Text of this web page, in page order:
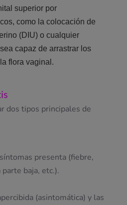
superior por
como la colocación de
(DIU) o cualquier
capaz de arrastrar los
flora vaginal.
dos tipos principales de
presenta (fiebre,
baja, etc.).
(asintomática) y las